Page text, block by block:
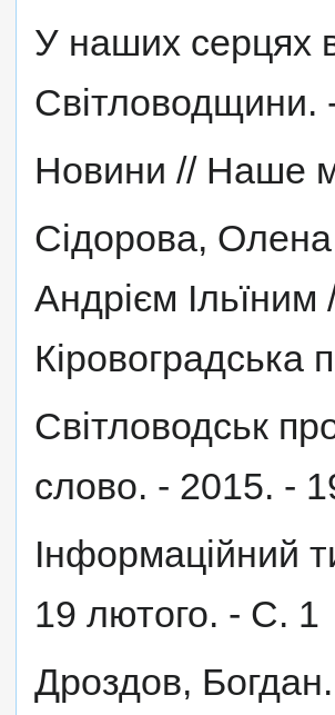
У наших серцях
Світловодщини.
Новини // Наше
Сідорова,
Андрієм
Кіровоградська
Світловодськ
слово. - 2015. -
Інформаційний
19 лютого. - С. 1
Дроздов,